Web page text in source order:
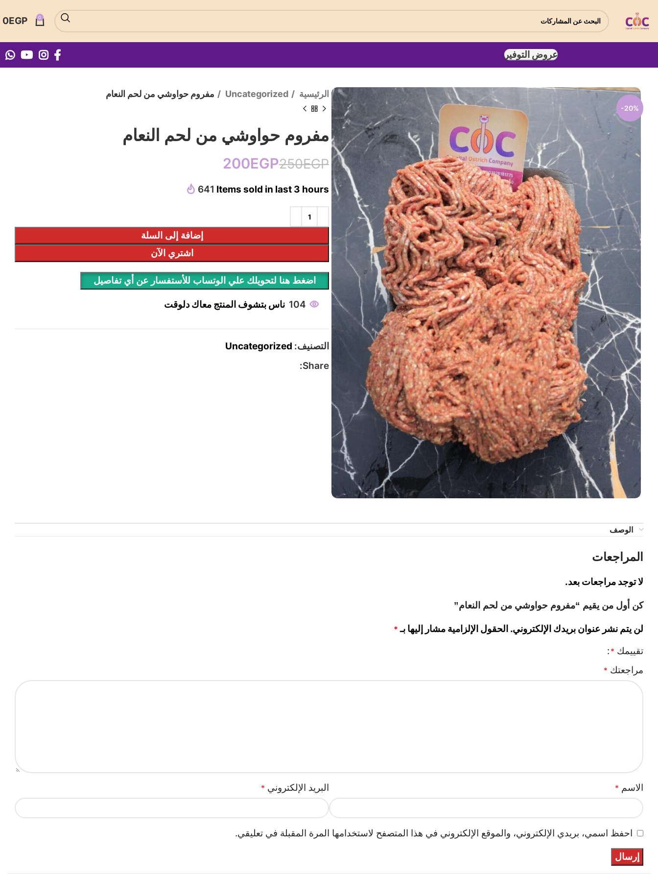
0
0EGP
عروض التوفير
-20%
الرئيسية Uncategorized مفروم حواوشي من لحم النعام
EGP
EGP
مفروم حواوشي من لحم النعام
250EGP
200EGP
641 Items sold in last 3 hours
إضافة إلى السلة
اشتري الآن
اضغط هنا لتحويلك علي الوتساب للأستفسار عن أي تفاصيل
104 ناس بتشوف المنتج معاك دلوقت
التصنيف: Uncategorized
Share:
الوصف
المراجعات
لا توجد مراجعات بعد.
كن أول من يقيم “مفروم حواوشي من لحم النعام”
لن يتم نشر عنوان بريدك الإلكتروني. الحقول الإلزامية مشار إليها بـ *
تقييمك *
مراجعتك *
الاسم * البريد الإلكتروني *
احفظ اسمي، بريدي الإلكتروني، والموقع الإلكتروني في هذا المتصفح لاستخدامها المرة المقبلة في تعليقي.